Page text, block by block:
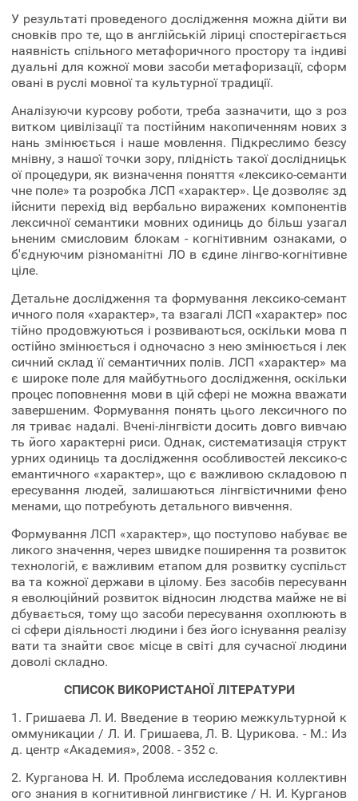
У результаті проведеного дослідження можна дійти ви
сновків про те, що в англійській ліриці спостерігається
наявність спільного метафоричного простору та індиві
дуальні для кожної мови засоби метафоризації, сформ
овані в руслі мовної та культурної традиції.
Аналізуючи курсову роботи, треба зазначити, що з роз
витком цивілізації та постійним накопиченням нових з
нань змінюється і наше мовлення. Підкреслимо безсу
мнівну, з нашої точки зору, плідність такої дослідницьк
ої процедури, як визначення поняття «лексико-семанти
чне поле» та розробка ЛСП «характер». Це дозволяє зд
ійснити перехід від вербально виражених компонентів
лексичної семантики мовних одиниць до більш узагал
ьненим смисловим блокам - когнітивним ознаками, о
б'єднуючим різноманітні ЛО в єдине лінгво-когнітивне
ціле.
Детальне дослідження та формування лексико-семант
ичного поля «характер», та взагалі ЛСП «характер» пос
тійно продовжуються і розвиваються, оскільки мова п
остійно змінюється і одночасно з нею змінюється і лек
сичний склад її семантичних полів. ЛСП «характер» ма
є широке поле для майбутнього дослідження, оскільки
процес поповнення мови в цій сфері не можна вважати
завершеним. Формування понять цього лексичного по
ля триває надалі. Вчені-лінгвісти досить довго вивчаю
ть його характерні риси. Однак, систематизація структ
урних одиниць та дослідження особливостей лексико-с
емантичного «характер», що є важливою складовою п
ересування людей, залишаються лінгвістичними фено
менами, що потребують детального вивчення.
Формування ЛСП «характер», що поступово набуває ве
ликого значення, через швидке поширення та розвиток
технологій, є важливим етапом для розвитку суспільст
ва та кожної держави в цілому. Без засобів пересуванн
я еволюційний розвиток відносин людства майже не ві
дбувається, тому що засоби пересування охоплюють в
сі сфери діяльності людини і без його існування реалізу
вати та знайти своє місце в світі для сучасної людини
доволі складно.
СПИСОК ВИКОРИСТАНОЇ ЛІТЕРАТУРИ
1. Гришаева Л. И. Введение в теорию межкультурной к
оммуникации / Л. И. Гришаева, Л. В. Цурикова. - М.: Из
д. центр «Академия», 2008. - 352 с.
2. Курганова Н. И. Проблема исследования коллективн
ого знания в когнитивной лингвистике / Н. И. Курганов